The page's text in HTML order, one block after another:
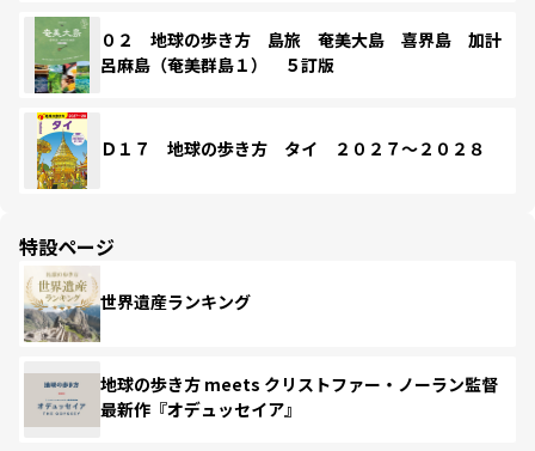
０２ 地球の歩き方 島旅 奄美大島 喜界島 加計
呂麻島（奄美群島１） ５訂版
Ｄ１７ 地球の歩き方 タイ ２０２７～２０２８
特設ページ
世界遺産ランキング
地球の歩き方 meets クリストファー・ノーラン監督
最新作『オデュッセイア』